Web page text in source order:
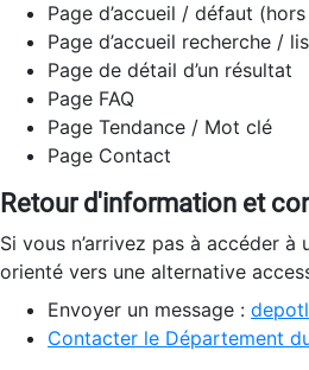
Page d’accueil / défaut
Page d’accueil recherche /
Page de détail d’un résultat
Page FAQ
Page Tendance / Mot clé
Page Contact
Retour d'information et
Si vous n’arrivez pas à accéder
orienté vers une alternative
Envoyer un message :
Contacter le Département